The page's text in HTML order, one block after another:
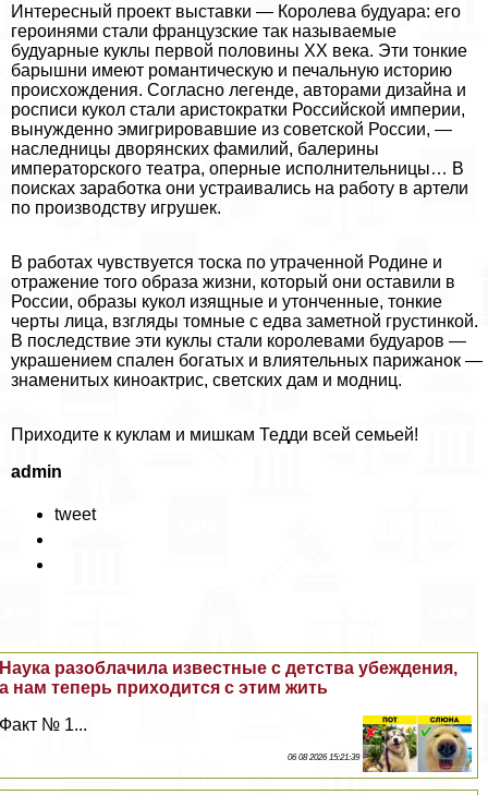
Интересный проект выставки — Королева будуара: его
героинями стали французские так называемые
будуарные куклы первой половины ХХ века. Эти тонкие
барышни имеют романтическую и печальную историю
происхождения. Согласно легенде, авторами дизайна и
росписи кукол стали аристократки Российской империи,
вынужденно эмигрировавшие из советской России, —
наследницы дворянских фамилий, балерины
императорского театра, оперные исполнительницы… В
поисках заработка они устраивались на работу в артели
по производству игрушек.
В работах чувствуется тоска по утраченной Родине и
отражение того образа жизни, который они оставили в
России, образы кукол изящные и утонченные, тонкие
черты лица, взгляды томные с едва заметной грустинкой.
В последствие эти куклы стали королевами будуаров —
украшением спален богатых и влиятельных парижанок —
знаменитых киноактрис, светских дам и модниц.
Приходите к куклам и мишкам Тедди всей семьей!
admin
tweet
Наука разоблачила известные с детства убеждения,
а нам теперь приходится с этим жить
Факт № 1...
06 08 2026 15:21:39